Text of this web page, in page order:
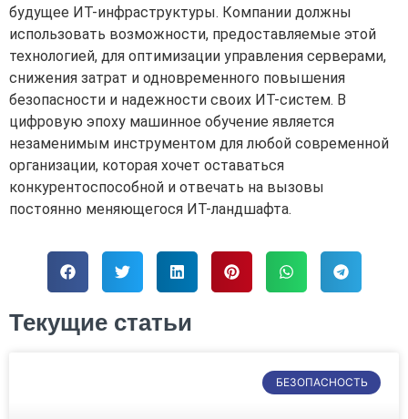
будущее ИТ-инфраструктуры. Компании должны
использовать возможности, предоставляемые этой
технологией, для оптимизации управления серверами,
снижения затрат и одновременного повышения
безопасности и надежности своих ИТ-систем. В
цифровую эпоху машинное обучение является
незаменимым инструментом для любой современной
организации, которая хочет оставаться
конкурентоспособной и отвечать на вызовы
постоянно меняющегося ИТ-ландшафта.
Текущие статьи
БЕЗОПАСНОСТЬ